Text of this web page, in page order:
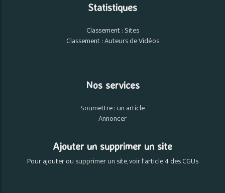
Statistiques
Classement : Sites
Classement : Auteurs de Vidéos
Nos services
Soumettre : un article
Annoncer
Ajouter un supprimer un site
Pour ajouter ou supprimer un site, voir l'article 4 des CGUs